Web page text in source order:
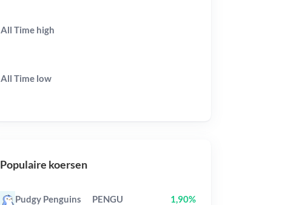
All Time high
All Time low
Populaire koersen
Pudgy Penguins PENGU 1,90%